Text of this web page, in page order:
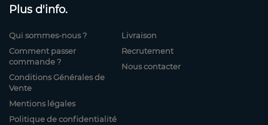
Plus d'info.
Qui sommes-nous ?
Comment passer
commande ?
Conditions Générales de
Vente
Mentions légales
Politique de confidentialité
Livraison
Recrutement
Nous contacter